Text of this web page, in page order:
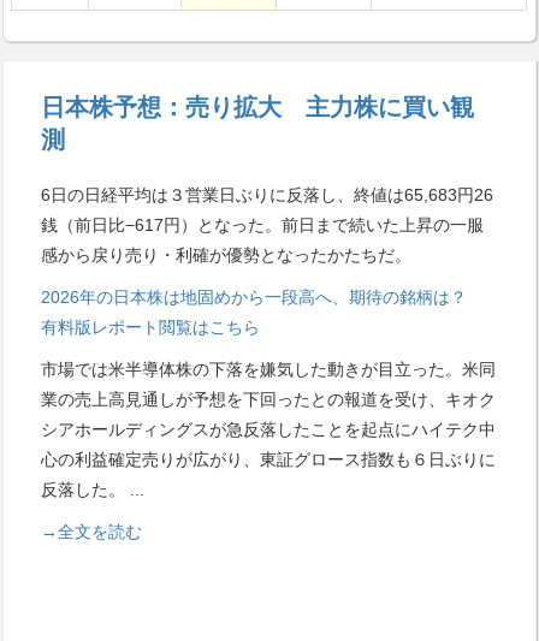
日本株予想：売り拡大 主力株に買い観
測
6日の日経平均は３営業日ぶりに反落し、終値は65,683円26
銭（前日比−617円）となった。前日まで続いた上昇の一服
感から戻り売り・利確が優勢となったかたちだ。
2026年の日本株は地固めから一段高へ、期待の銘柄は？
有料版レポート閲覧はこちら
市場では米半導体株の下落を嫌気した動きが目立った。米同
業の売上高見通しが予想を下回ったとの報道を受け、キオク
シアホールディングスが急反落したことを起点にハイテク中
心の利益確定売りが広がり、東証グロース指数も６日ぶりに
反落した。
...
→全文を読む